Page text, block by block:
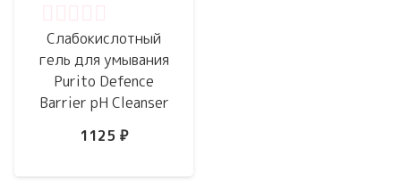
Слабокислотный
гель для умывания
Purito Defence
Barrier pH Cleanser
1125 ₽